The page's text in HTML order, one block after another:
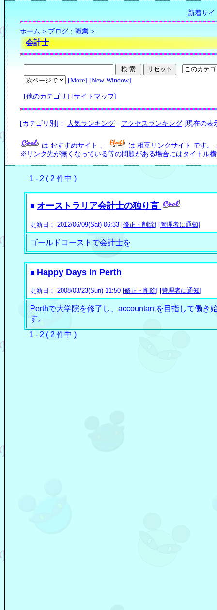
新着サイ
ホーム > ブログ；職業 >
会計士
[More] [New Window]
[他のカテゴリ ] [サイトマップ]
[カテゴリ別]： 人気ランキング - アクセスランキング [現在の表
は おすすめサイト 、 は 相互リンクサイト です。
※リンク先が無くなっている等の問題がある場合にはタイトル
1 - 2 ( 2 件中 )
■ オーストラリア会計士の独り言
更新日： 2012/06/09(Sat) 06:33 [修正・削除] [管理者に通知]
ゴールドコーストで会計士を
■ Happy Days in Perth
更新日： 2008/03/23(Sun) 11:50 [修正・削除] [管理者に通知]
Perthで大学院を修了し、accountantを目指して働き
す。
1 - 2 ( 2 件中 )